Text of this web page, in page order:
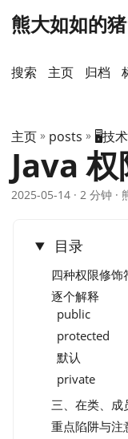
熊大如如的
搜索 主页 ️归档
主页 » posts » 🖥️技术
Java
2025-05-14 · 2 分钟 ·
目录
四种权限修饰
逐个解释
public
protected
默认
private
三、在类、成
重点陷阱与注